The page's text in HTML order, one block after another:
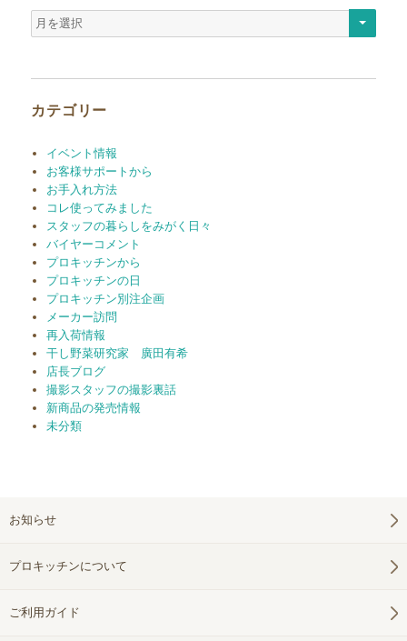
ア
ー
カテゴリー
イベント情報
お客様サポートから
お手入れ方法
コレ使ってみました
スタッフの暮らしをみがく日々
バイヤーコメント
プロキッチンから
プロキッチンの日
プロキッチン別注企画
メーカー訪問
再入荷情報
干し野菜研究家 廣田有希
店長ブログ
撮影スタッフの撮影裏話
新商品の発売情報
未分類
お知らせ
プロキッチンについて
ご利用ガイド